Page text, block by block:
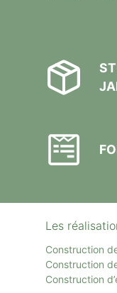
Les
Construction
Construction
Construction